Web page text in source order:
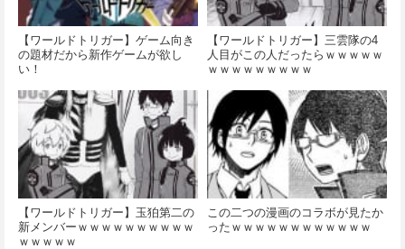
【ワールドトリガー】ゲーム向き
の題材だから新作ゲームが欲し
い！
【ワールドトリガー】三雲隊の4
人目がこの人だったらｗｗｗｗｗ
ｗｗｗｗｗｗｗｗｗ
【ワールドトリガー】玉狛第二の
新メンバーｗｗｗｗｗｗｗｗｗｗ
ｗｗｗｗｗ
この二つの漫画のコラボが見たか
ったｗｗｗｗｗｗｗｗｗｗｗｗ